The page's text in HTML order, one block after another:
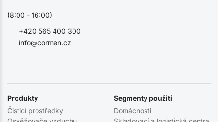
info@cormen.cz
+420 565 400 300
(8:00 - 16:00)
Produkty
Čisticí prostředky
Segmenty použití
Domácnosti